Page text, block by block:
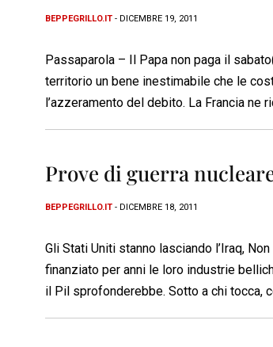
BEPPEGRILLO.IT - DICEMBRE 19, 2011
Passaparola – Il Papa non paga il
territorio un bene inestimabile che le
l’azzeramento del debito. La Francia ne
Prove di guerra
BEPPEGRILLO.IT - DICEMBRE 18, 2011
Gli Stati Uniti stanno lasciando l’Iraq,
finanziato per anni le loro industrie
il Pil sprofonderebbe. Sotto a chi tocca,